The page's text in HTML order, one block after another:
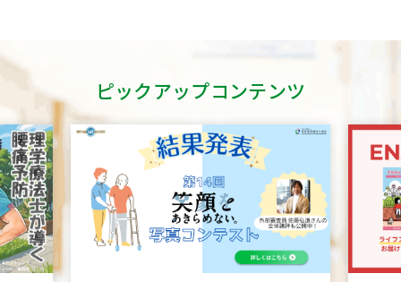
ピックアップコンテンツ